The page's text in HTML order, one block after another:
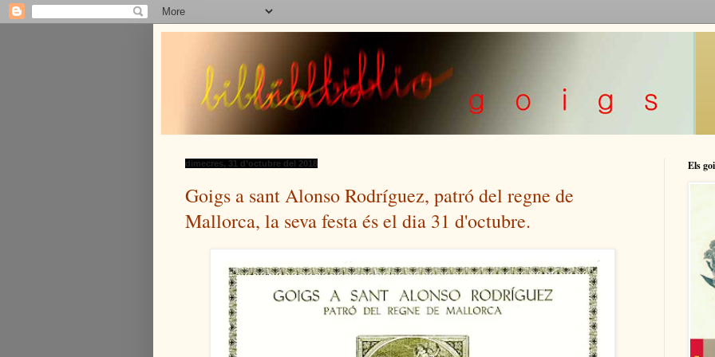
dimecres, 31 d’octubre del 2018
Goigs a sant Alonso Rodríguez, patró del regne de
Mallorca, la seva festa és el dia 31 d'octubre.
Els